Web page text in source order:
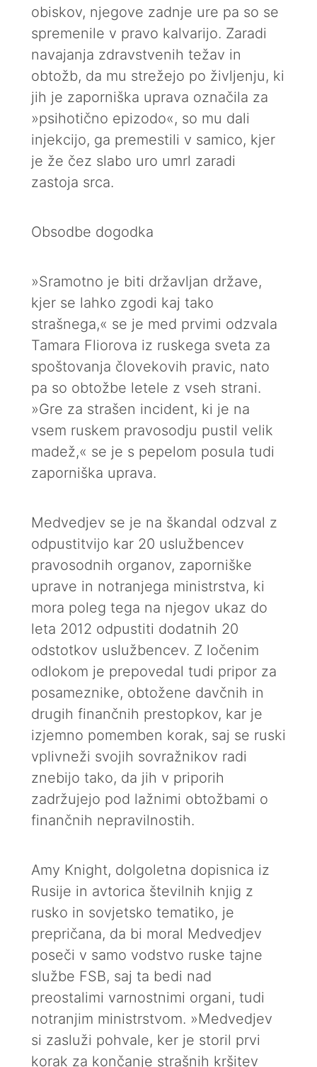
obiskov, njegove zadnje ure pa so se
spremenile v pravo kalvarijo. Zaradi
navajanja zdravstvenih težav in
obtožb, da mu strežejo po življenju, ki
jih je zaporniška uprava označila za
»psihotično epizodo«, so mu dali
injekcijo, ga premestili v samico, kjer
je že čez slabo uro umrl zaradi
zastoja srca.
Obsodbe dogodka
»Sramotno je biti državljan države,
kjer se lahko zgodi kaj tako
strašnega,« se je med prvimi odzvala
Tamara Fliorova iz ruskega sveta za
spoštovanja človekovih pravic, nato
pa so obtožbe letele z vseh strani.
»Gre za strašen incident, ki je na
vsem ruskem pravosodju pustil velik
madež,« se je s pepelom posula tudi
zaporniška uprava.
Medvedjev se je na škandal odzval z
odpustitvijo kar 20 uslužbencev
pravosodnih organov, zaporniške
uprave in notranjega ministrstva, ki
mora poleg tega na njegov ukaz do
leta 2012 odpustiti dodatnih 20
odstotkov uslužbencev. Z ločenim
odlokom je prepovedal tudi pripor za
posameznike, obtožene davčnih in
drugih finančnih prestopkov, kar je
izjemno pomemben korak, saj se ruski
vplivneži svojih sovražnikov radi
znebijo tako, da jih v priporih
zadržujejo pod lažnimi obtožbami o
finančnih nepravilnostih.
Amy Knight, dolgoletna dopisnica iz
Rusije in avtorica številnih knjig z
rusko in sovjetsko tematiko, je
prepričana, da bi moral Medvedjev
poseči v samo vodstvo ruske tajne
službe FSB, saj ta bedi nad
preostalimi varnostnimi organi, tudi
notranjim ministrstvom. »Medvedjev
si zasluži pohvale, ker je storil prvi
korak za končanje strašnih kršitev